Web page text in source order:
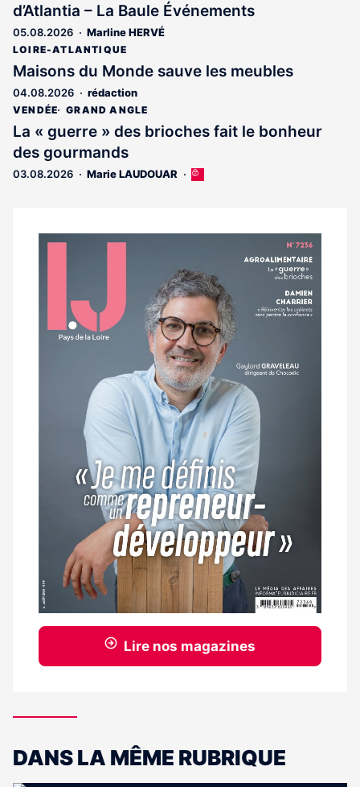
d’Atlantia – La Baule Événements
05.08.2026 Marline HERVÉ
LOIRE-ATLANTIQUE
Maisons du Monde sauve les meubles
04.08.2026 rédaction
VENDÉE GRAND ANGLE
La « guerre » des brioches fait le bonheur
des gourmands
03.08.2026 Marie LAUDOUAR
Cet
aux
Notre
magazine
Lire nos magazines
DANS LA MÊME RUBRIQUE